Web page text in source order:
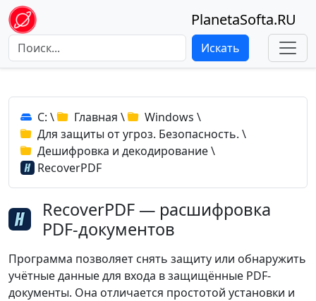
PlanetaSofta.RU
Искать
C: \ Главная \ Windows \
Для защиты от угроз. Безопасность. \
Дешифровка и декодирование\
RecoverPDF
RecoverPDF — расшифровка
PDF-документов
Программа позволяет снять защиту или обнаружить
учётные данные для входа в защищённые PDF-
документы. Она отличается простотой установки и